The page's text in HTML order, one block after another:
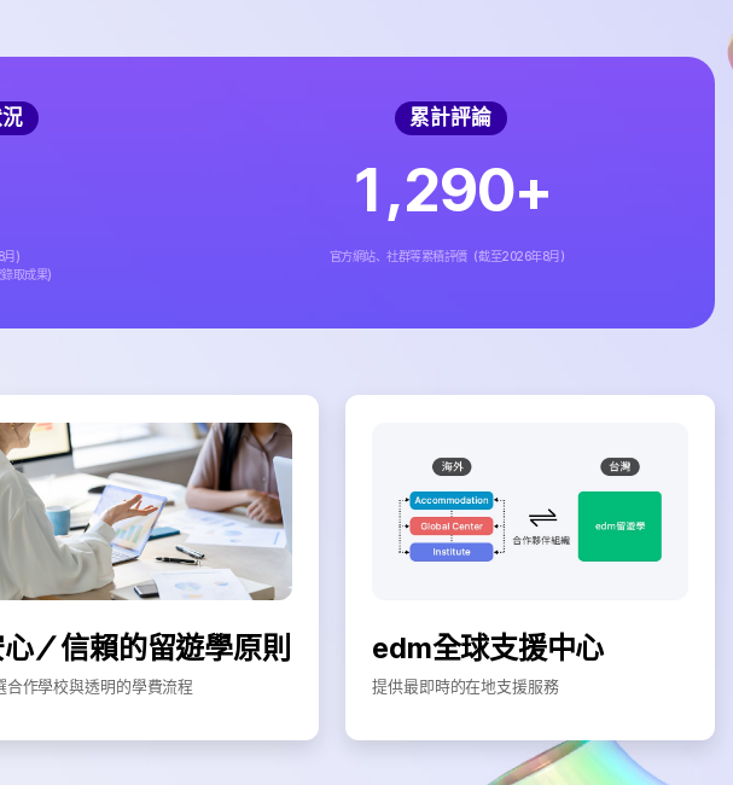
月)
取成果)
累計評論
1,290+
官方網站、社群等累積評價（截至2026年8月）
／信賴的留遊學原則
合作學校與透明的學費流程
edm全球支援中心
提供最即時的在地支援服務